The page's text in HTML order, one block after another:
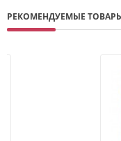
РЕКОМЕНДУЕМЫЕ